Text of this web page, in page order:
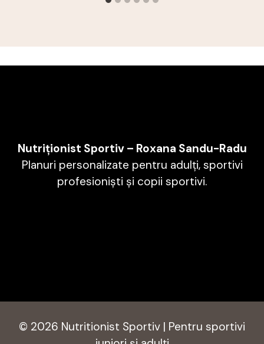
Nutriționist Sportiv – Roxana Sandu-Radu
Planuri personalizate pentru adulți, sportivi
profesioniști și copii sportivi.
© 2026 Nutritionist Sportiv | Pentru sportivi